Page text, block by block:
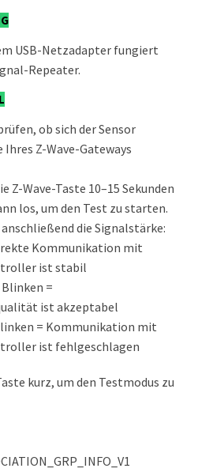
USB-Netzadapter fungiert
Repeater.
ob sich der Sensor
Z-Wave-Gateways
Z-Wave-Taste 10–15 Sekunden
los, um den Test zu starten.
die Signalstärke:
Kommunikation mit
ist stabil
=
ist akzeptabel
= Kommunikation mit
ist fehlgeschlagen
kurz, um den Testmodus zu